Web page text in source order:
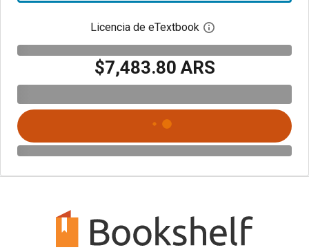
Licencia de eTextbook Abre el cuadro de
$7,483.80 ARS